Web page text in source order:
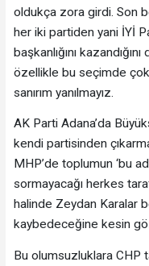
oldukça zora girdi. Son
her iki partiden yani İYİ
başkanlığını
özellikle bu seçimde
sanırım yanılmayız.
AK Parti Adana’da
kendi partisinden
MHP’de toplumun ‘bu
sormayacağı herkes
halinde Zeydan Karalar
kaybedeceğine kesin
Bu olumsuzluklara CHP